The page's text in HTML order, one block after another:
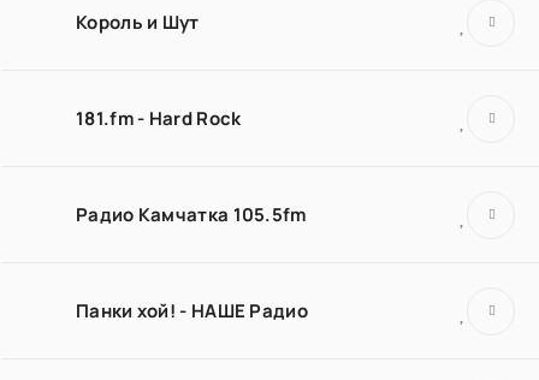
Король и Шут
181.fm - Hard Rock
Радио Камчатка 105.5fm
Панки хой! - НАШЕ Радио